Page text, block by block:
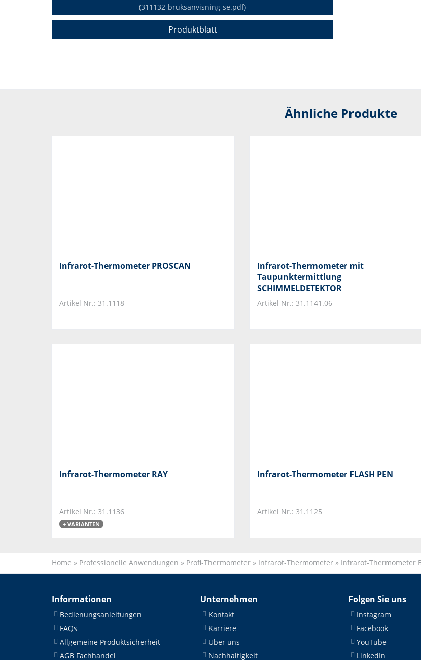
(311132-bruksanvisning-se.pdf)
Produktblatt
Ähnliche Produkte
Infrarot-Thermometer PROSCAN
Artikel Nr.: 31.1118
Infrarot-Thermometer mit
Taupunktermittlung
SCHIMMELDETEKTOR
Artikel Nr.: 31.1141.06
Infrarot-Thermometer RAY
Artikel Nr.: 31.1136
+ VARIANTEN
Infrarot-Thermometer FLASH PEN
Artikel Nr.: 31.1125
Home » Professionelle Anwendungen » Profi-Thermometer » Infrarot-Thermometer » Infrarot-Thermometer
Informationen
Bedienungsanleitungen
FAQs
Allgemeine Produktsicherheit
AGB Fachhandel
Unternehmen
Kontakt
Karriere
Über uns
Nachhaltigkeit
Folgen Sie uns
Instagram
Facebook
YouTube
LinkedIn